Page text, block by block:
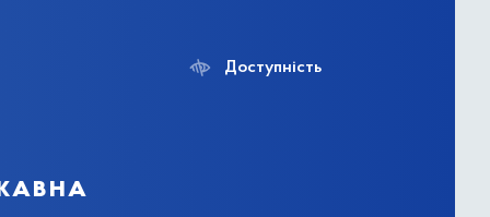
Доступність